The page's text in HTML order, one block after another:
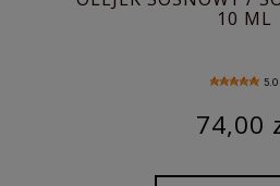
10 ML
5.0
74,00